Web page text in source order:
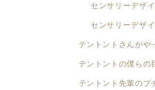
センサリーデザ
センサリーデザ
テントントさんがや
テントントの僕らの
テントント先輩のプ